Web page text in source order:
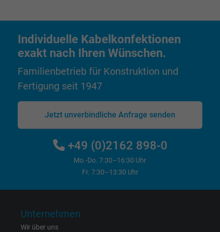
Laufzeit 1 Tag
Zweck
Erzeugt statistische Daten darüber, wie der
Besucher die Website nutzt.
_gat_UA-4852692-1, Google Analytics
Google LLC
1 Minute
Besucher die Website nutzt.
Individuelle Kabelkonfektionen
exakt nach Ihren Wünschen.
Familienbetrieb für Konstruktion und
Fertigung seit 1947
Jetzt unverbindliche Anfrage senden
+49 (0)2162 898-0
Mo.-Do. 7:30–16:30 Uhr
Fr. 7:30–13:30 Uhr
Unternehmen
Wir über uns